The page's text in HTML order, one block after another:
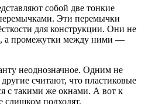
собой две тонкие
Эти перемычки
для конструкции. Они не
а промежутки между ними —
неоднозначное. Одним не
считают, что пластиковые
с такими же окнами. А вот к
слишком подходят.